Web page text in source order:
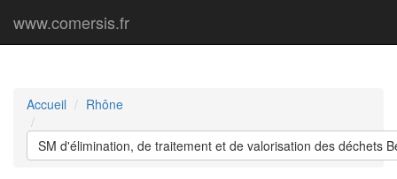
www.comersis.fr
Accueil Rhône
SM d'élimination, de traitement et de valorisation des déchets